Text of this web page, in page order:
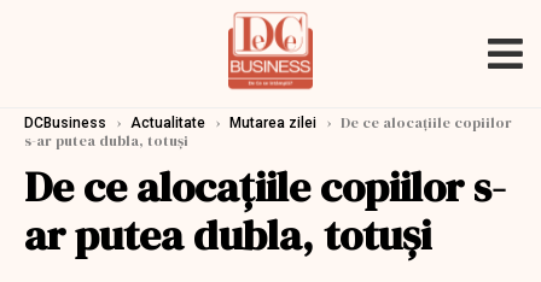
DCBusiness › Actualitate › Mutarea zilei › De ce alocațiile copiilor
s-ar putea dubla, totuși
De ce alocațiile copiilor s-
ar putea dubla, totuși